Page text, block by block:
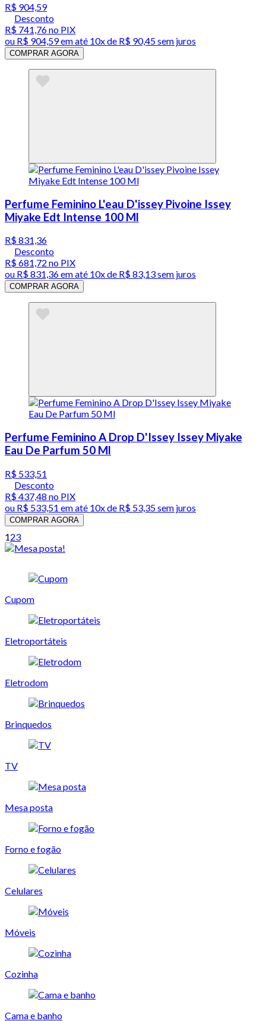
R$ 904,59
Desconto
R$ 741,76no PIX
ou R$ 904,59em até 10x de R$ 90,45 sem juros
COMPRAR AGORA
Perfume Feminino L'eau D'issey Pivoine Issey
Miyake Edt Intense 100 Ml
R$ 831,36
Desconto
R$ 681,72 no PIX
ou R$ 831,36em até 10x de R$ 83,13 sem juros
COMPRAR AGORA
Perfume Feminino A Drop D'Issey Issey Miyake
Eau De Parfum 50 Ml
R$ 533,51
Desconto
R$ 437,48 no PIX
ou R$ 533,51 em até 10x de R$ 53,35 sem juros
COMPRAR AGORA
123
Cupom
Eletroportáteis
Eletrodom
Brinquedos
TV
Mesa posta
Forno e fogão
Celulares
Móveis
Cozinha
Cama e banho